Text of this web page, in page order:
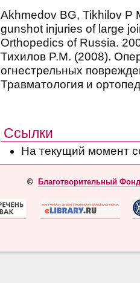
Akhmedov BG, Tikhilov P
gunshot injuries of large
Orthopedics of Russia.
Тихилов P.M. (2008).
огнестрельных
Травматология и
Ссылки
На текущий момент
© Благотворительный